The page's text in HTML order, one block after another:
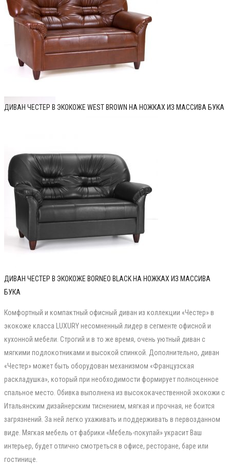
ДИВАН ЧЕСТЕР В ЭКОКОЖЕ WEST BROWN НА НОЖКАХ ИЗ МАССИВА БУКА
ДИВАН ЧЕСТЕР В ЭКОКОЖЕ BORNEO BLACK НА НОЖКАХ ИЗ МАССИВА
БУКА
Комфортный и компактный офисный диван из коллекции «Честер» в
экокоже класса LUXURY несомненный лидер в сегменте офисной и
кухонной мебели. Строгий и в то же время, очень уютный диван с
мягкими подлокотниками и высокой спинкой. Дополнительно, диван
«Честер» может быть оборудован механизмом «Французская
раскладушка», который при необходимости формирует полноценное
спальное место. Обивка выполнена из высококачественной экокожи с
Итальянским дизайнерским тиснением, мягкая и прочная, не боится
загрязнений. За ней легко ухаживать и поддерживать в первозданном
виде. Мягкая мебель от фабрики «Мебель-покупай» украсит Ваш
интерьер, будет отлично смотреться в офисе, ресторане, баре или
гостинице.